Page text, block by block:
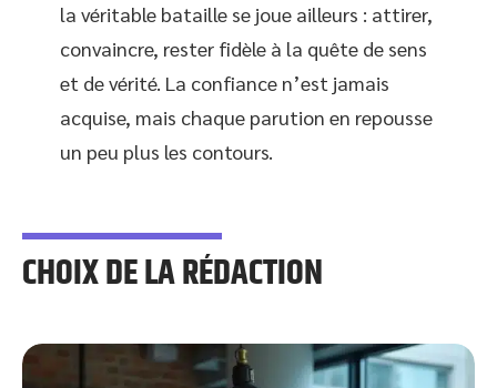
la véritable bataille se joue ailleurs : attirer,
convaincre, rester fidèle à la quête de sens
et de vérité. La confiance n’est jamais
acquise, mais chaque parution en repousse
un peu plus les contours.
CHOIX DE LA RÉDACTION